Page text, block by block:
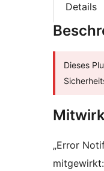
Details
Dieses
„Error
mitgewirkt: